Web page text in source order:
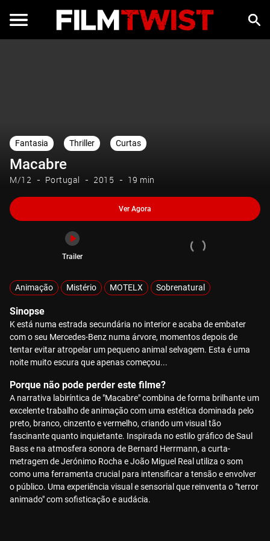
Fantasia Thriller Curtas
Macabre
M/12 Portugal 2015 19 min
Ver Agora
Trailer
Animação Mistério MOTELX Sobrenatural
Sinopse
K está numa estrada secundária no interior e acaba de embater
com o seu Mercedes-Benz numa árvore, momentos depois de
tentar evitar atropelar um pequeno animal selvagem. Esta é uma
noite muito escura que apenas começou...
Porque não pode perder este filme?
A narrativa labiríntica de "Macabre" combina de forma brilhante um
excelente trabalho de animação com uma estética dominada pelo
preto, branco, cinzento e vermelho, criando um visual tão
fascinante quanto inquietante. Inspirada no estilo gráfico de Saul
Bass e na atmosfera sonora de Bernard Herrmann, a curta-
metragem de Jerónimo Rocha e João Miguel Real utiliza o som
como uma ferramenta crucial para intensificar a tensão e envolver
o público. Uma experiência visual e sensorial que reinventa o "terror
animado" com sofisticação e audácia.